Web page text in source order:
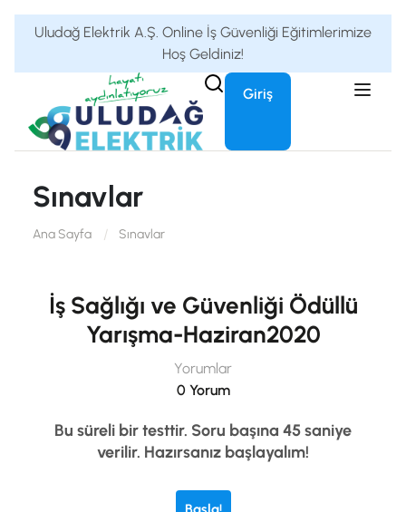
Uludağ Elektrik A.Ş. Online İş Güvenliği Eğitimlerimize
Hoş Geldiniz!
Giriş
Sınavlar
Ana Sayfa Sınavlar
İş Sağlığı ve Güvenliği Ödüllü
Yarışma-Haziran2020
Yorumlar
0 Yorum
Bu süreli bir testtir. Soru başına 45 saniye
verilir. Hazırsanız başlayalım!